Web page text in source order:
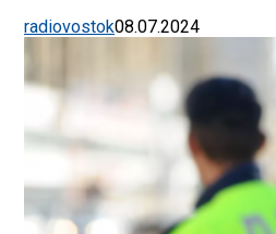
radiovostok08.07.2024